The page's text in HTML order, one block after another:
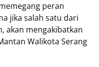
peran
jika salah satu dari
akan mengakibatkan
Walikota Serang